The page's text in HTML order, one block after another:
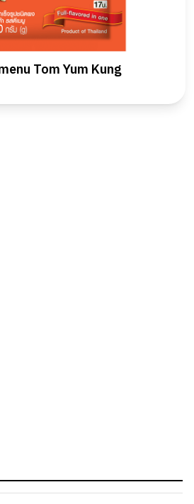
Tom Yum Kung